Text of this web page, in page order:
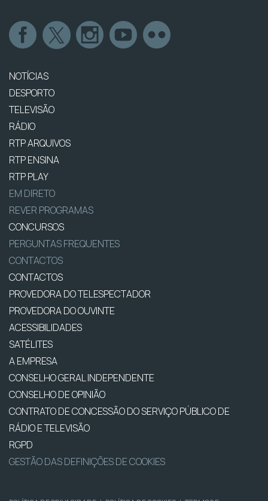
NOTÍCIAS
DESPORTO
TELEVISÃO
RÁDIO
RTP ARQUIVOS
RTP ENSINA
RTP PLAY
EM DIRETO
REVER PROGRAMAS
CONCURSOS
PERGUNTAS FREQUENTES
CONTACTOS
CONTACTOS
PROVEDORA DO TELESPECTADOR
PROVEDORA DO OUVINTE
ACESSIBILIDADES
SATÉLITES
A EMPRESA
CONSELHO GERAL INDEPENDENTE
CONSELHO DE OPINIÃO
CONTRATO DE CONCESSÃO DO SERVIÇO PÚBLICO DE
RÁDIO E TELEVISÃO
RGPD
GESTÃO DAS DEFINIÇÕES DE COOKIES